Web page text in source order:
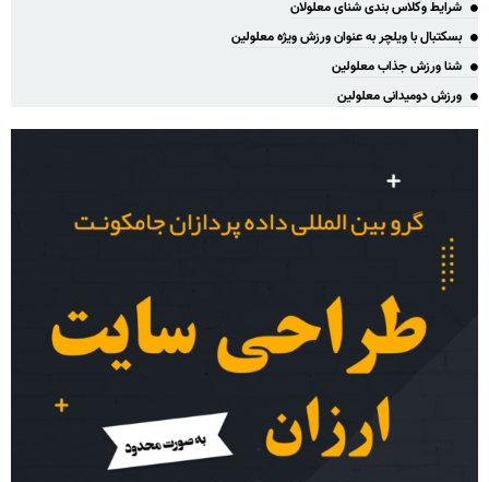
شرایط وکلاس بندی شنای معلولان
بسکتبال با ویلچر به عنوان ورزش ویژه معلولین
شنا ورزش جذاب معلولین
ورزش دومیدانی معلولین